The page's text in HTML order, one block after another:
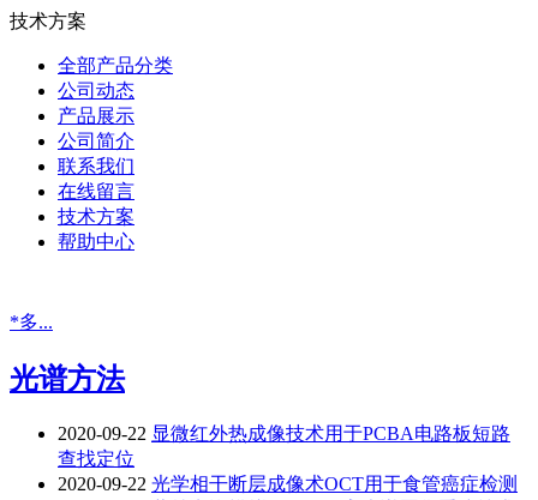
技术方案
全部产品分类
公司动态
产品展示
公司简介
联系我们
在线留言
技术方案
帮助中心
*多...
光谱方法
2020-09-22 显微红外热成像技术用于PCBA电路板短路
查找定位
2020-09-22 光学相干断层成像术OCT用于食管癌症检测